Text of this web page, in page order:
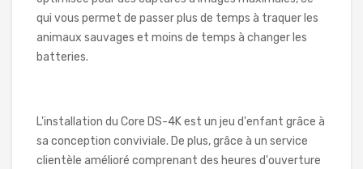
qui vous permet de passer plus de temps à traquer les
animaux sauvages et moins de temps à changer les
batteries.
L'installation du Core DS-4K est un jeu d'enfant grâce à
sa conception conviviale. De plus, grâce à un service
clientèle amélioré comprenant des heures d'ouverture